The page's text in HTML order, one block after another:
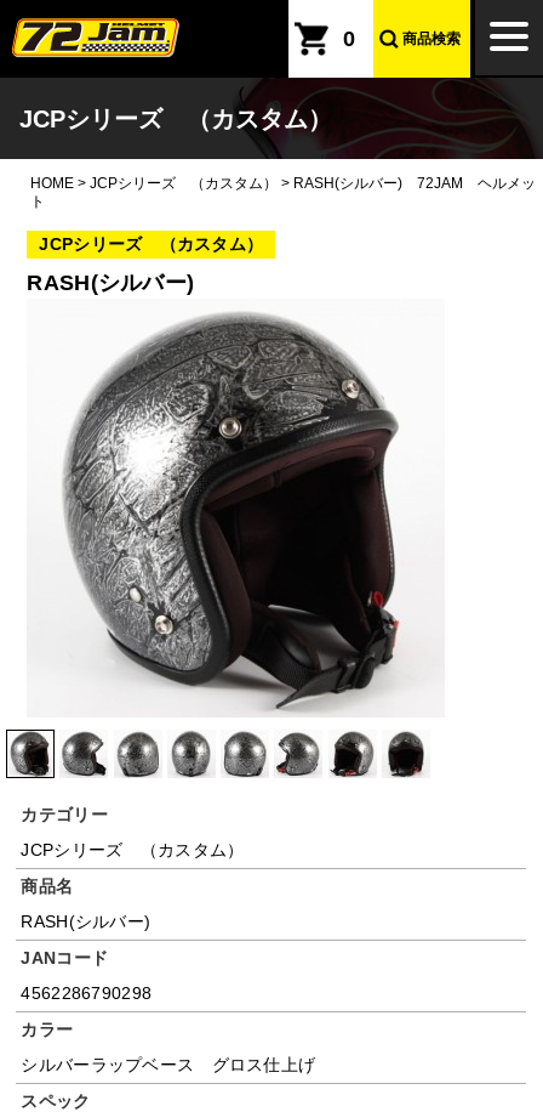
本文へ
0 商品検索
JCPシリーズ （カスタム）
HOME > JCPシリーズ （カスタム） > RASH(シルバー) 72JAM ヘルメッ
ト
JCPシリーズ （カスタム）
RASH(シルバー)
カテゴリー
JCPシリーズ （カスタム）
商品名
RASH(シルバー)
JANコード
4562286790298
カラー
シルバーラップベース グロス仕上げ
スペック